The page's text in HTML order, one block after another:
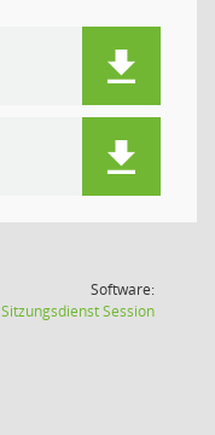
Software:
SitzungsdienstSession(Wird in